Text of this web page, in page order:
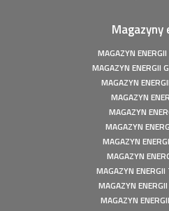
Fotowoltaika z magazynem
Fotowoltaika z magazynem
Instalacja fotowoltaiczna o
Fotowoltaika Czersk
Fotowoltaika z magazynem
fotowoltaiczna o mocy: 6,1
Fotowoltaika z magazynem
Instalacja fotowoltaiczna o
Fotowoltaika Gorzów Śląski -
Magazyny
MAGAZYN
MAGAZYN ENERGII
MAGAZYN
MAGAZYN
MAGAZYN
MAGAZYN
MAGAZYN
MAGAZYN
MAGAZYN
MAGAZYN
MAGAZYN